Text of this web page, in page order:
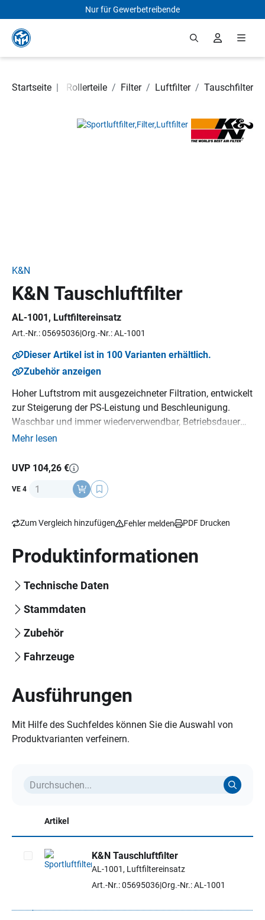
Zum Hauptinhalt springen
Nur für Gewerbetreibende
Startseite |
Motorrad- und Rollerteile / Filter / Luftfilter / Tauschfilter
Bildergalerie überspringen
K&N
K&N Tauschluftfilter
AL-1001, Luftfiltereinsatz
Art.-Nr.: 05695036Org.-Nr.: AL-1001
Dieser Artikel ist in 100 Varianten erhältlich.
Zubehör anzeigen
Hoher Luftstrom mit ausgezeichneter Filtration, entwickelt
zur Steigerung der PS-Leistung und Beschleunigung.
Waschbar und immer wiederverwendbar, Betriebsdauer
bis zu 20-40.000 km bevor eine Reinigung erforderlich ist,
Limited Warranty (1.600.000 km), Emissionsneutral,
Sparsam, ein K&N Luftfilter hält über die gesamte
Lebensdauer des Motorrads, kompatibel mit OEM-
Mehr lesen
UVP 104,26 €
VE 4 Anzahl
Zum Vergleich hinzufügen Fehler melden PDF Drucken
Produktinformationen
Technische Daten
Stammdaten
Zubehör
Fahrzeuge
Ausführungen
Mit Hilfe des Suchfeldes können Sie die Auswahl von
Produktvarianten verfeinern.
Artikel
Artikel auswählen
K&N Tauschluftfilter
AL-1001, Luftfiltereinsatz
Art.-Nr.: 05695036Org.-Nr.: AL-1001